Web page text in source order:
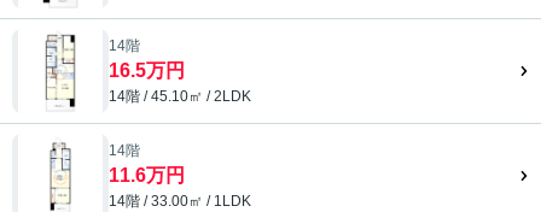
14階
16.5万円
14階 / 45.10㎡ / 2LDK
14階
11.6万円
14階 / 33.00㎡ / 1LDK